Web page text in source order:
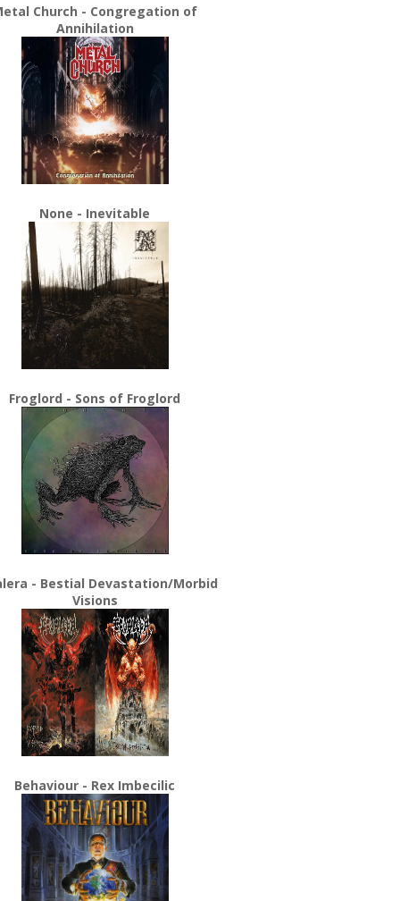
Church - Congregation of
Annihilation
None - Inevitable
Froglord - Sons of Froglord
- Bestial Devastation/Morbid
Visions
Behaviour - Rex Imbecilic